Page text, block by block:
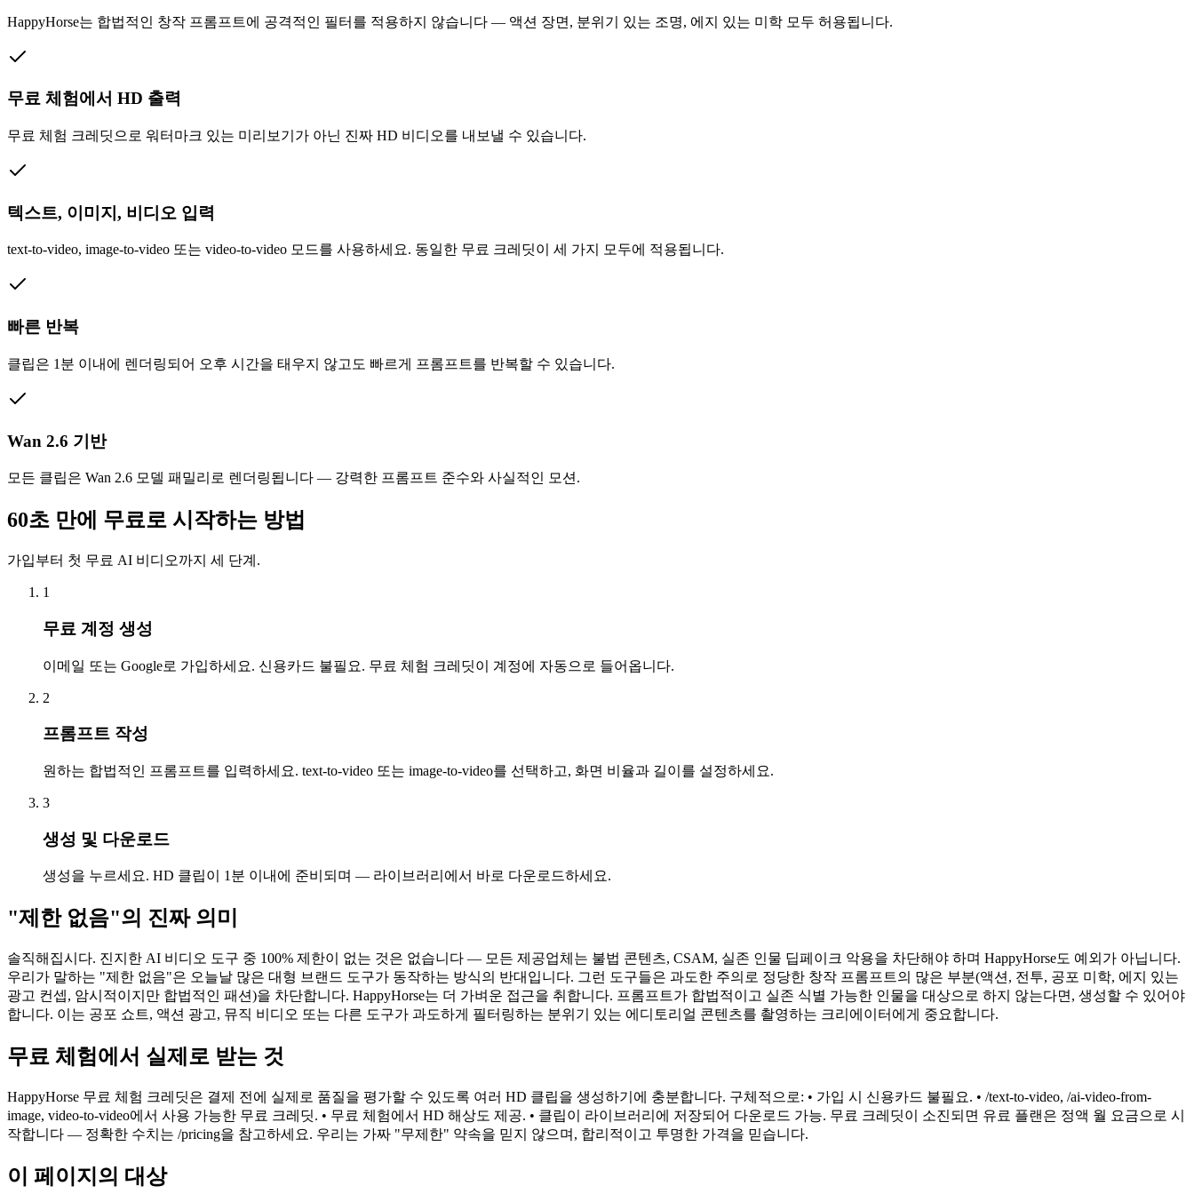
HappyHorse는 합법적인 창작 프롬프트에 공격적인 필터를 적용하지 않습니다 — 액션 장면, 분위기 있는 조명, 에지 있는 미학 모두 허용됩니다.
무료 체험에서 HD 출력
무료 체험 크레딧으로 워터마크 있는 미리보기가 아닌 진짜 HD 비디오를 내보낼 수 있습니다.
텍스트, 이미지, 비디오 입력
text-to-video, image-to-video 또는 video-to-video 모드를 사용하세요. 동일한 무료 크레딧이 세 가지 모두에 적용됩니다.
빠른 반복
클립은 1분 이내에 렌더링되어 오후 시간을 태우지 않고도 빠르게 프롬프트를 반복할 수 있습니다.
Wan 2.6 기반
모든 클립은 Wan 2.6 모델 패밀리로 렌더링됩니다 — 강력한 프롬프트 준수와 사실적인 모션.
60초 만에 무료로 시작하는 방법
가입부터 첫 무료 AI 비디오까지 세 단계.
1
무료 계정 생성
이메일 또는 Google로 가입하세요. 신용카드 불필요. 무료 체험 크레딧이 계정에 자동으로 들어옵니다.
2
프롬프트 작성
원하는 합법적인 프롬프트를 입력하세요. text-to-video 또는 image-to-video를 선택하고, 화면 비율과 길이를 설정하세요.
3
생성 및 다운로드
생성을 누르세요. HD 클립이 1분 이내에 준비되며 — 라이브러리에서 바로 다운로드하세요.
"제한 없음"의 진짜 의미
솔직해집시다. 진지한 AI 비디오 도구 중 100% 제한이 없는 것은 없습니다 — 모든 제공업체는 불법 콘텐츠, CSAM, 실존 인물 딥페이크 악용을 차단해야 하며 HappyHorse도 예외가 아닙니다.
우리가 말하는 "제한 없음"은 오늘날 많은 대형 브랜드 도구가 동작하는 방식의 반대입니다. 그런 도구들은 과도한 주의로 정당한 창작 프롬프트의 많은 부분(액션, 전투, 공포 미학, 에지 있는
광고 컨셉, 암시적이지만 합법적인 패션)을 차단합니다. HappyHorse는 더 가벼운 접근을 취합니다. 프롬프트가 합법적이고 실존 식별 가능한 인물을 대상으로 하지 않는다면, 생성할 수 있어야
합니다. 이는 공포 쇼트, 액션 광고, 뮤직 비디오 또는 다른 도구가 과도하게 필터링하는 분위기 있는 에디토리얼 콘텐츠를 촬영하는 크리에이터에게 중요합니다.
무료 체험에서 실제로 받는 것
HappyHorse 무료 체험 크레딧은 결제 전에 실제로 품질을 평가할 수 있도록 여러 HD 클립을 생성하기에 충분합니다. 구체적으로: • 가입 시 신용카드 불필요. • /text-to-video, /ai-video-from-
image, video-to-video에서 사용 가능한 무료 크레딧. • 무료 체험에서 HD 해상도 제공. • 클립이 라이브러리에 저장되어 다운로드 가능. 무료 크레딧이 소진되면 유료 플랜은 정액 월 요금으로 시
작합니다 — 정확한 수치는 /pricing을 참고하세요. 우리는 가짜 "무제한" 약속을 믿지 않으며, 합리적이고 투명한 가격을 믿습니다.
이 페이지의 대상